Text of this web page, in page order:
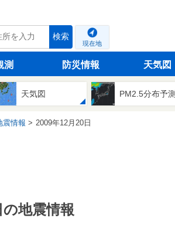
検索
現在地
測 防災情報 天気図
天気図 PM2.5分布予測
震情報 2009年12月20日
地震情報